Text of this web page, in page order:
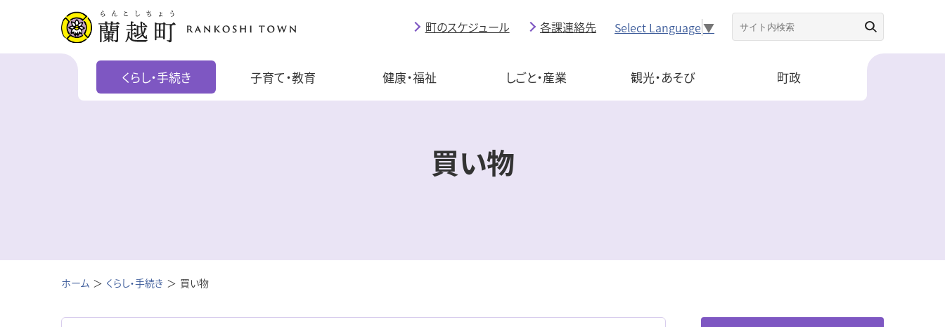
くらし・手続き 子育て・教育 健康・福祉 しごと・産業 観光・あそび 町政
町のスケジュール 各課連絡先 Select Language▼
買い物
ホーム くらし・手続き 買い物